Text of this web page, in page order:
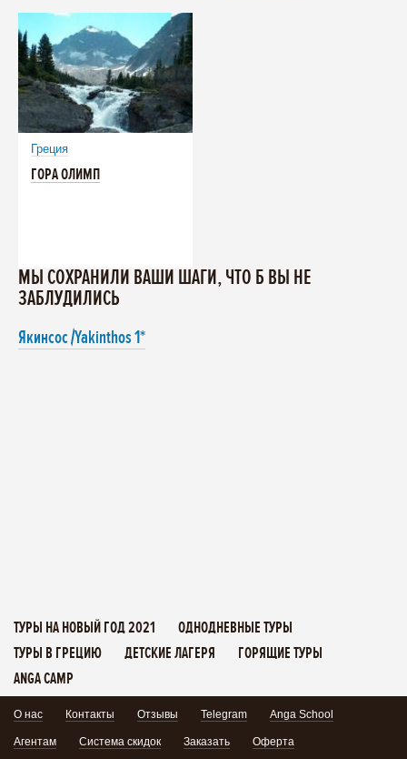
Греция
ГОРА ОЛИМП
МЫ СОХРАНИЛИ ВАШИ ШАГИ, ЧТО Б ВЫ НЕ
ЗАБЛУДИЛИСЬ
Якинсос /Yakinthos 1*
ТУРЫ НА НОВЫЙ ГОД 2021
ОДНОДНЕВНЫЕ ТУРЫ
ТУРЫ В ГРЕЦИЮ
ДЕТСКИЕ ЛАГЕРЯ
ГОРЯЩИЕ ТУРЫ
ANGA CAMP
О нас Контакты Отзывы Telegram Anga School
Агентам Система скидок Заказать Оферта